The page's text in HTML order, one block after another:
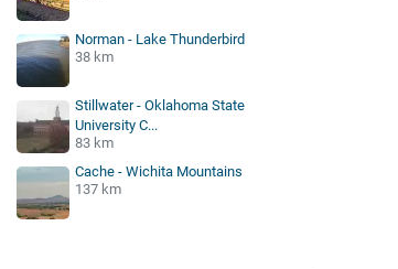
Norman - Lake Thunderbird
38 km
Stillwater - Oklahoma State
University C...
83 km
Cache - Wichita Mountains
137 km